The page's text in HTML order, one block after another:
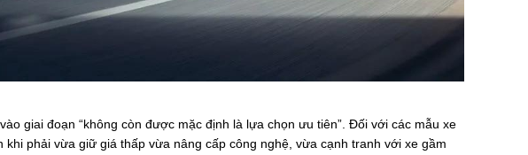
giai đoạn “không còn được mặc định là lựa chọn ưu tiên”. Đối với các mẫu xe
phải vừa giữ giá thấp vừa nâng cấp công nghệ, vừa cạnh tranh với xe gầm